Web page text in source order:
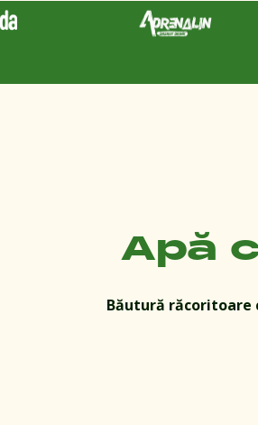
Apă
Băutură răcoritoare